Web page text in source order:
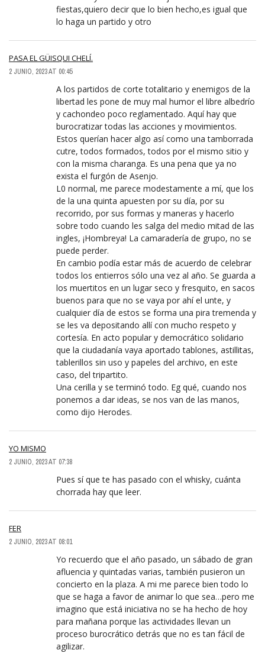
fiestas,quiero decir que lo bien hecho,es igual que
lo haga un partido y otro
PASA EL GÜISQUI CHELÍ.
2 JUNIO, 2023 AT 00:45
A los partidos de corte totalitario y enemigos de la
libertad les pone de muy mal humor el libre albedrío
y cachondeo poco reglamentado. Aquí hay que
burocratizar todas las acciones y movimientos.
Estos querían hacer algo así como una tamborrada
cutre, todos formados, todos por el mismo sitio y
con la misma charanga. Es una pena que ya no
exista el furgón de Asenjo.
L0 normal, me parece modestamente a mí, que los
de la una quinta apuesten por su día, por su
recorrido, por sus formas y maneras y hacerlo
sobre todo cuando les salga del medio mitad de las
ingles, ¡Hombreya! La camaradería de grupo, no se
puede perder.
En cambio podía estar más de acuerdo de celebrar
todos los entierros sólo una vez al año. Se guarda a
los muertitos en un lugar seco y fresquito, en sacos
buenos para que no se vaya por ahí el unte, y
cualquier día de estos se forma una pira tremenda y
se les va depositando allí con mucho respeto y
cortesía. En acto popular y democrático solidario
que la ciudadanía vaya aportado tablones, astillitas,
tablerillos sin uso y papeles del archivo, en este
caso, del tripartito.
Una cerilla y se terminó todo. Eg qué, cuando nos
ponemos a dar ideas, se nos van de las manos,
como dijo Herodes.
YO MISMO
2 JUNIO, 2023 AT 07:38
Pues sí que te has pasado con el whisky, cuánta
chorrada hay que leer.
FER
2 JUNIO, 2023 AT 08:01
Yo recuerdo que el año pasado, un sábado de gran
afluencia y quintadas varias, también pusieron un
concierto en la plaza. A mi me parece bien todo lo
que se haga a favor de animar lo que sea…pero me
imagino que está iniciativa no se ha hecho de hoy
para mañana porque las actividades llevan un
proceso burocrático detrás que no es tan fácil de
agilizar.